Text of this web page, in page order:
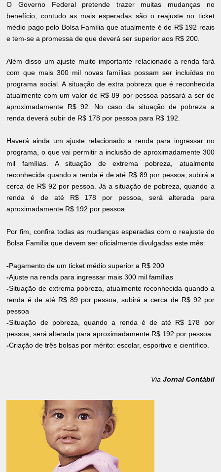
O Governo Federal pretende trazer muitas mudanças no
benefício, contudo as mais esperadas são o reajuste no ticket
médio pago pelo Bolsa Família que atualmente é de R$ 192 reais
e tem-se a promessa de que deverá ser superior aos R$ 200.
Além disso um ajuste muito importante relacionado a renda fará
com que mais 300 mil novas famílias possam ser incluídas no
programa social. A situação de extra pobreza que é reconhecida
atualmente com um valor de R$ 89 por pessoa passará a ser de
aproximadamente R$ 92. No caso da situação de pobreza a
renda deverá subir de R$ 178 por pessoa para R$ 192.
Haverá ainda um ajuste relacionado a renda para ingressar no
programa, o que vai permitir a inclusão de aproximadamente 300
mil famílias. A situação de extrema pobreza, atualmente
reconhecida quando a renda é de até R$ 89 por pessoa, subirá a
cerca de R$ 92 por pessoa. Já a situação de pobreza, quando a
renda é de até R$ 178 por pessoa, será alterada para
aproximadamente R$ 192 por pessoa.
Por fim, confira todas as mudanças esperadas com o reajuste do
Bolsa Família que devem ser oficialmente divulgadas este mês:
-Pagamento de um ticket médio superior a R$ 200
-Ajuste na renda para ingressar mais 300 mil famílias
-Situação de extrema pobreza, atualmente reconhecida quando a
renda é de até R$ 89 por pessoa, subirá a cerca de R$ 92 por
pessoa
-Situação de pobreza, quando a renda é de até R$ 178 por
pessoa, será alterada para aproximadamente R$ 192 por pessoa
-Criação de três bolsas por mérito: escolar, esportivo e científico.
Via Jornal Contábil